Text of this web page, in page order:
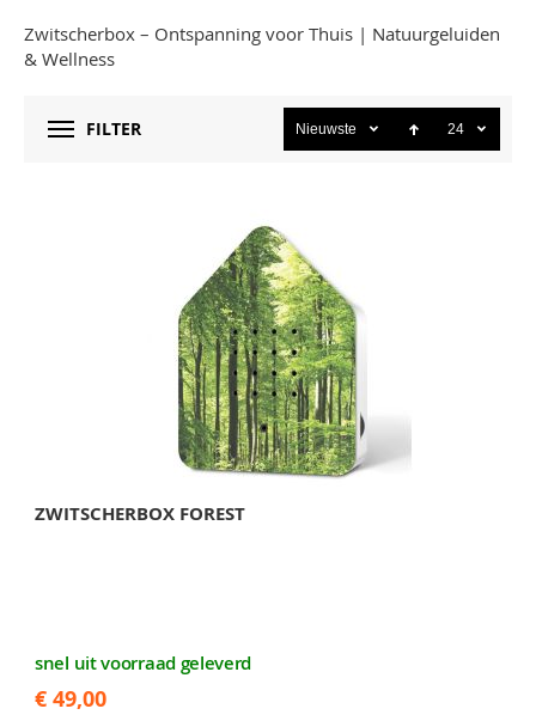
Zwitscherbox – Ontspanning voor Thuis | Natuurgeluiden
& Wellness
FILTER Nieuwste 24
ZWITSCHERBOX FOREST
snel uit voorraad geleverd
€ 49,00